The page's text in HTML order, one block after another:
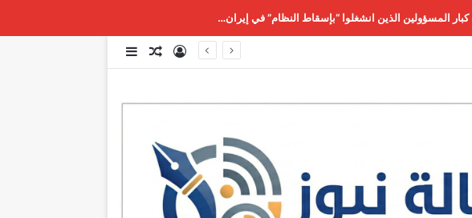
المسؤولين الذين انشغلوا “بإسقاط النظام” في إيران…
تسجيل الدخول
مقال عشوائي
إضافة عمود جانبي